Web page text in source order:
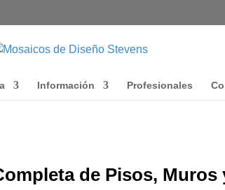
Información Profesionales
de Pisos, Muros